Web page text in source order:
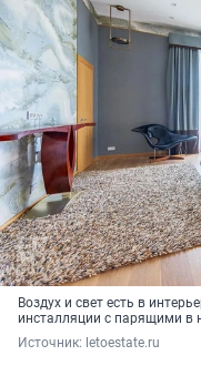
Воздух и свет есть в
инсталляции с парящими в
Источник: letoestate.ru